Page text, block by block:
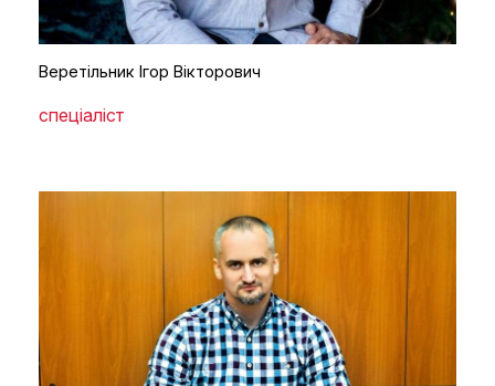
Веретільник Ігор Вікторович
спеціаліст